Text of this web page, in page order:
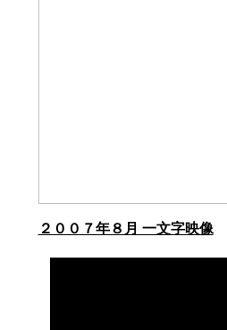
２００７年８月 一文字映像